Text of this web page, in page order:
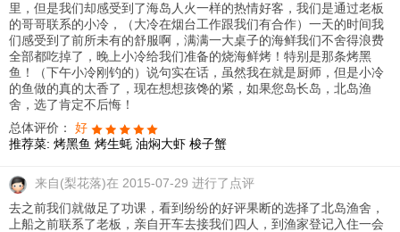
里，但是我们却感受到了海岛人火一样的热情好客，我们是通过老板
的哥哥联系的小冷，（大冷在烟台工作跟我们有合作）一天的时间我
们感受到了前所未有的舒服啊，满满一大桌子的海鲜我们不舍得浪费
全部都吃掉了，晚上小冷给我们准备的烧海鲜烤！特别是那条烤黑
鱼！（下午小冷刚钓的）说句实在话，虽然我在就是厨师，但是小冷
的鱼做的真的太香了，现在想想孩馋的紧，如果您岛长岛，北岛渔
舍，选了肯定不后悔！
总体评价： 好
推荐菜: 烤黑鱼 烤生蚝 油焖大虾 梭子蟹
来自(梨花落)在 2015-07-29 进行了点评
去之前我们就做足了功课，看到纷纷的好评果断的选择了北岛渔舍，
上船之前联系了老板，亲自开车去接我们四人，到渔家登记入住一会